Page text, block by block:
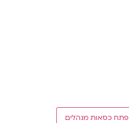
פתח כסאות מנהלים